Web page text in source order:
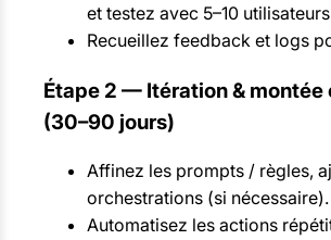
et testez avec 5–10
Recueillez feedback et logs
Étape 2 — Itération & montée
(30–90 jours)
Affinez les prompts / règles,
orchestrations (si nécessaire).
Automatisez les actions